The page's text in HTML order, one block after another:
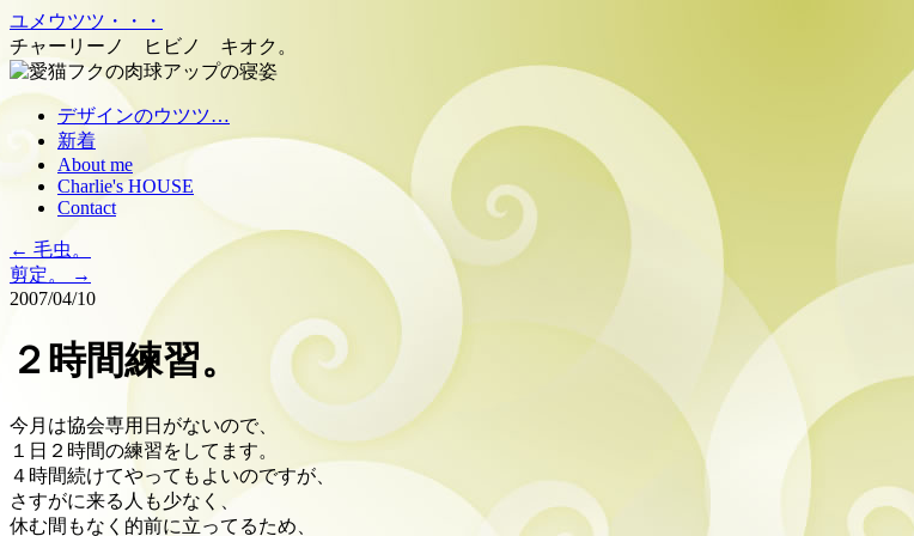
ユメウツツ・・・
チャーリーノ ヒビノ キオク。
移
動
デザインのウツツ…
新着
About me
Charlie's HOUSE
Contact
← 毛虫。
剪定。
→
2007/04/10
２時間練習。
今月は協会専用日がないので、
１日２時間の練習をしてます。
４時間続けてやってもよいのですが、
さすがに来る人も少なく、
休む間もなく的前に立ってるため、